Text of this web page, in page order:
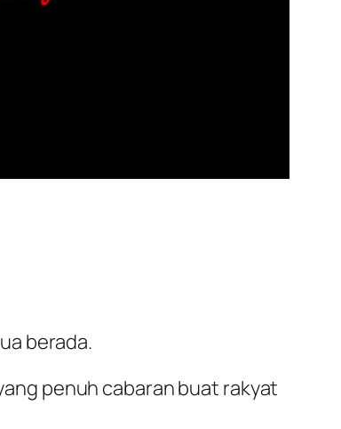
berada.
penuh cabaran buat rakyat